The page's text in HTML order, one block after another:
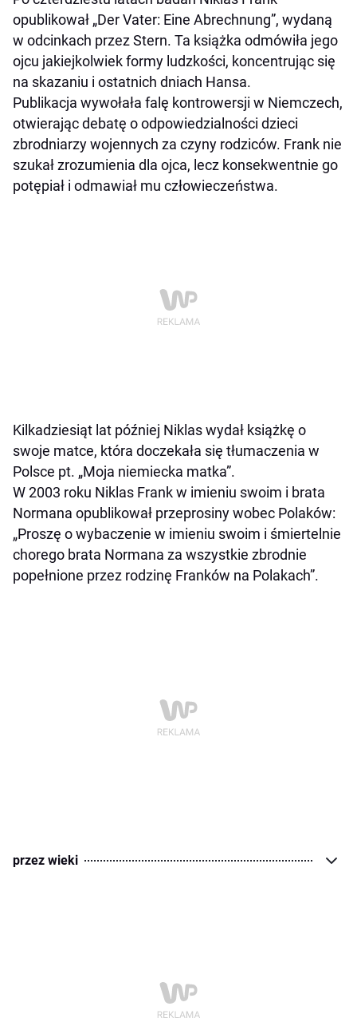
opublikował „Der Vater: Eine Abrechnung”, wydaną
w odcinkach przez Stern. Ta książka odmówiła jego
ojcu jakiejkolwiek formy ludzkości, koncentrując się
na skazaniu i ostatnich dniach Hansa.
Publikacja wywołała falę kontrowersji w Niemczech,
otwierając debatę o odpowiedzialności dzieci
zbrodniarzy wojennych za czyny rodziców. Frank nie
szukał zrozumienia dla ojca, lecz konsekwentnie go
potępiał i odmawiał mu człowieczeństwa.
Kilkadziesiąt lat później Niklas wydał książkę o
swoje matce, która doczekała się tłumaczenia w
Polsce pt. „Moja niemiecka matka”.
W 2003 roku Niklas Frank w imieniu swoim i brata
Normana opublikował przeprosiny wobec Polaków:
„Proszę o wybaczenie w imieniu swoim i śmiertelnie
chorego brata Normana za wszystkie zbrodnie
popełnione przez rodzinę Franków na Polakach”.
przez wieki